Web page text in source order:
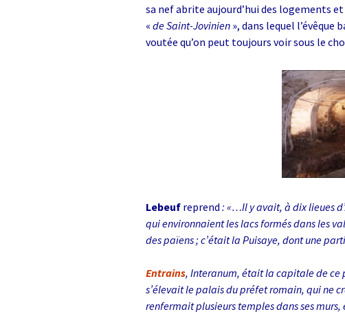
sa nef abrite aujourd’hui des logements
« de Saint-Jovinien », dans lequel l’évêque
voutée qu’on peut toujours voir sous le
Lebeuf reprend : «…Il y avait, à dix lieues
qui environnaient les lacs formés dans les
des païens ; c’était la Puisaye, dont une
Entrains, Interanum, était la capitale de ce
s’élevait le palais du préfet romain, qui ne
renfermait plusieurs temples dans ses